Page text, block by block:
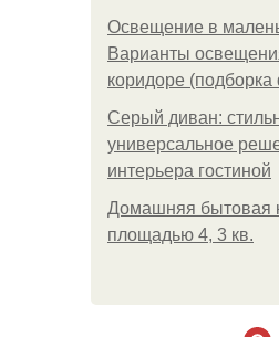
Освещение в
Варианты
коридоре (подборка
Серый диван:
универсальное
интерьера гостиной
Домашняя бытовая
площадью 4, 3 кв.